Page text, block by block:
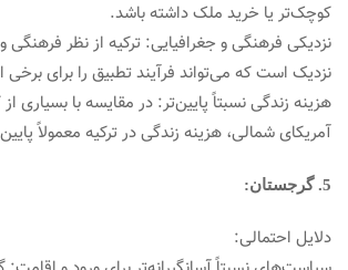
کوچک‌تر یا خرید ملک داشته باشد.
نزدیکی فرهنگی و جغرافیایی: ترکیه از نظر فرهنگی
نزدیک است که می‌تواند فرآیند تطبیق را برای برخی
هزینه زندگی نسبتاً پایین‌تر: در مقایسه با بسیاری
آمریکای شمالی، هزینه زندگی در ترکیه معمولاً
5. گرجستان:
دلایل احتمالی: